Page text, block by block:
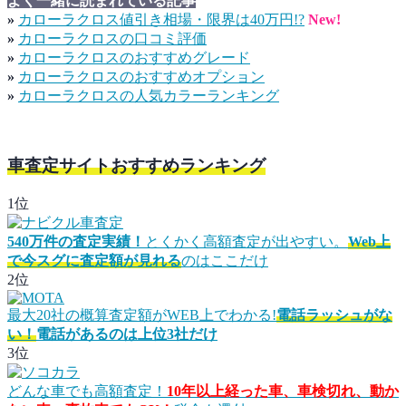
» カローラクロス値引き相場・限界は40万円!? New!
» カローラクロスの口コミ評価
» カローラクロスのおすすめグレード
» カローラクロスのおすすめオプション
» カローラクロスの人気カラーランキング
車査定サイトおすすめランキング
1位
540万件の査定実績！ とくかく高額査定が出やすい。 Web上
で今スグに査定額が見れるのはここだけ
2位
最大20社の概算査定額がWEB上でわかる!電話ラッシュがな
い！電話があるのは上位3社だけ
3位
どんな車でも高額査定！ 10年以上経った車、車検切れ、動か